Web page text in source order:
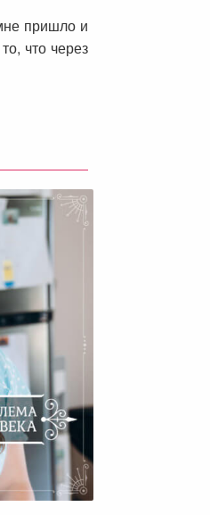
пришло и
что через